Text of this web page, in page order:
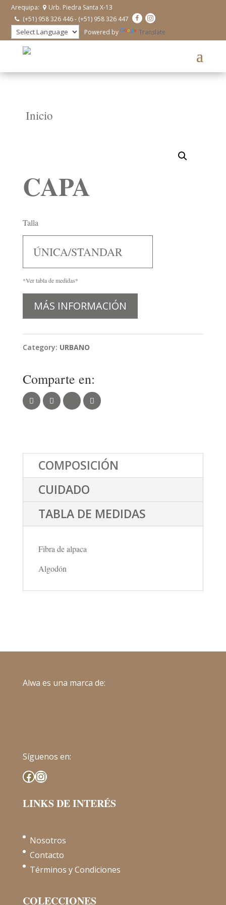
Arequipa:
Urb. Piedra Santa X-13
(+51) 958 326 446 - (+51) 958 326 447
Powered by
Translate
Inicio
CAPA
Talla
ÚNICA/STANDAR
*Ver tabla de medidas*
MÁS INFORMACIÓN
Category: URBANO
Comparte en:
COMPOSICIÓN
CUIDADO
TABLA DE MEDIDAS
Fibra de alpaca
Algodón
Alwa es una marca de:
Síguenos en:
Facebook
Instagram
LINKS DE INTERÉS
Nosotros
Contacto
Términos y Condiciones
COLECCIONES